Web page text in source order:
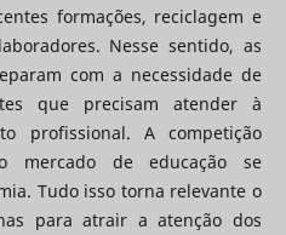
formações, reciclagem e
Nesse sentido, as
com a necessidade de
que precisam atender à
profissional. A competição
mercado de educação se
Tudo isso torna relevante o
para atrair a atenção dos